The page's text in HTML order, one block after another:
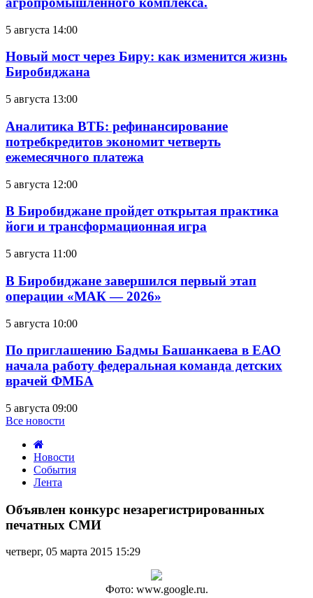
5 августа 14:00
Новый мост через Биру: как изменится жизнь
Биробиджана
5 августа 13:00
Аналитика ВТБ: рефинансирование
потребкредитов экономит четверть
ежемесячного платежа
5 августа 12:00
В Биробиджане пройдет открытая практика
йоги и трансформационная игра
5 августа 11:00
В Биробиджане завершился первый этап
операции «МАК — 2026»
5 августа 10:00
По приглашению Бадмы Башанкаева в ЕАО
начала работу федеральная команда детских
врачей ФМБА
5 августа 09:00
Все новости
Новости
События
Лента
конкурс
незарегистрированных
печатных
Объявлен конкурс незарегистрированных
печатных СМИ
четверг, 05 марта 2015 15:29
Фото: www.google.ru.